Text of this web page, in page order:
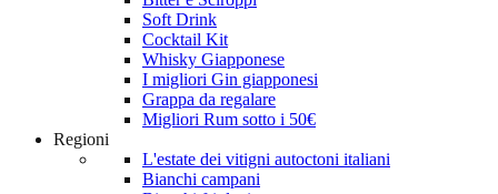
Soft Drink
Cocktail Kit
Whisky Giapponese
I migliori Gin giapponesi
Grappa da regalare
Migliori Rum sotto i 50€
Regioni
L'estate dei vitigni autoctoni italiani
Bianchi campani